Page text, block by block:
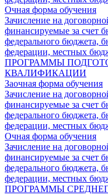
Очная форма обучения
Зачисление на
финансируемые за счет
федерального бюджета,
федерации, местных
ПРОГРАММЫ
КВАЛИФИКАЦИИ
Заочная форма обучения
Зачисление на
финансируемые за счет
федерального бюджета,
федерации, местных
Очная форма обучения
Зачисление на
финансируемые за счет
федерального бюджета,
федерации, местных
ПРОГРАММЫ